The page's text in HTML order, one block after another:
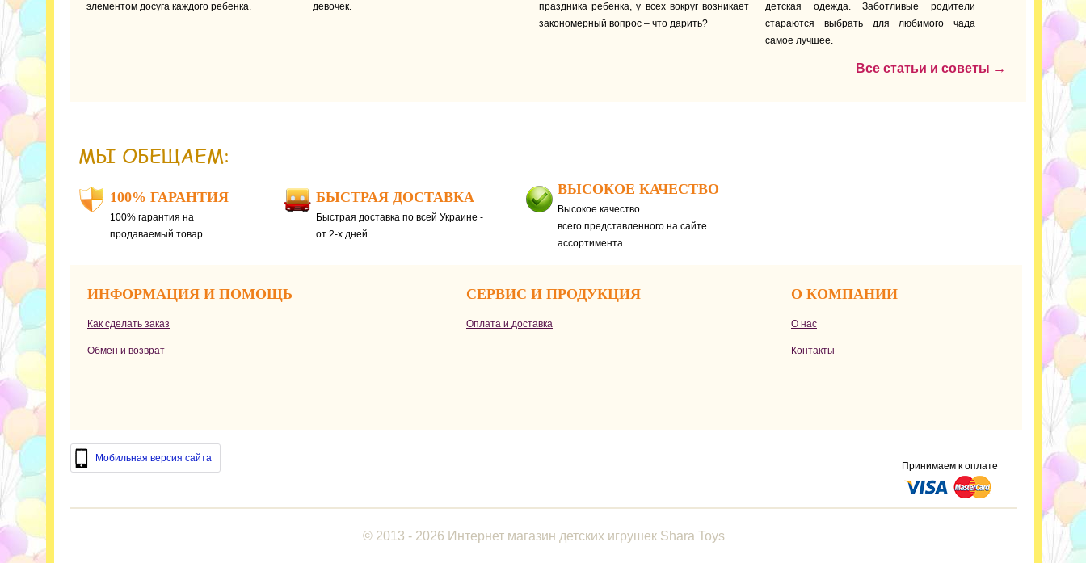
элементом досуга каждого ребенка.
девочек.
праздника ребенка, у всех вокруг возникает
закономерный вопрос – что дарить?
детская одежда. Заботливые родители
стараются выбрать для любимого чада
самое лучшее.
Все статьи и советы →
МЫ ОБЕЩАЕМ:
100% ГАРАНТИЯ
100% гарантия на
продаваемый товар
БЫСТРАЯ ДОСТАВКА
Быстрая доставка по всей Украине -
от 2-х дней
ВЫСОКОЕ КАЧЕСТВО
Высокое качество
всего представленного на сайте
ассортимента
ИНФОРМАЦИЯ И ПОМОЩЬ СЕРВИС И ПРОДУКЦИЯ О КОМПАНИИ
Как сделать заказ Оплата и доставка О нас
Обмен и возврат Контакты
Мобильная версия сайта
Принимаем к оплате
© 2013 - 2026 Интернет магазин детских игрушек Shara Toys